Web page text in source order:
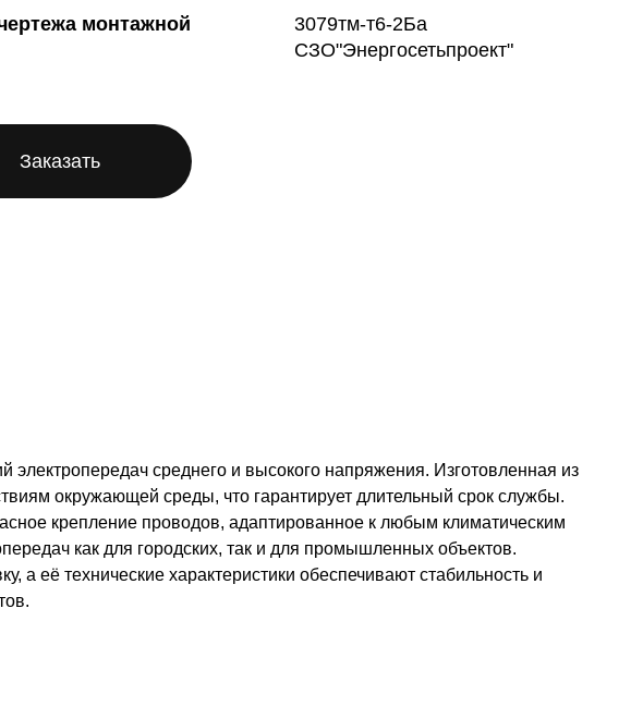
монтажной
3079тм-т6-2Ба
СЗО"Энергосетьпроект"
Заказать
среднего и высокого напряжения. Изготовленная из
окружающей среды, что гарантирует длительный срок службы.
крепление проводов, адаптированное к любым климатическим
как для городских, так и для промышленных объектов.
а её технические характеристики обеспечивают стабильность и